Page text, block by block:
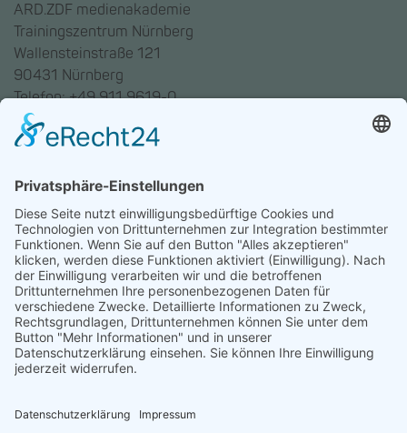
ARD.ZDF medienakademie
Trainingszentrum Nürnberg
Wallensteinstraße 121
90431 Nürnberg
Telefon: +49 911 9619-0
Trainingszentrum Hannover
30169 Hannover
Telefon: +49 511 123598-531
AGB
Datenschutz